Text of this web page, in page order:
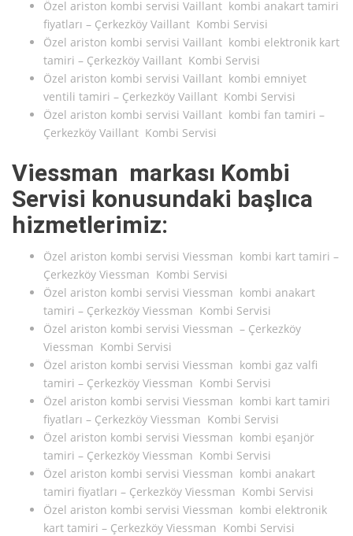
Özel ariston kombi servisi Vaillant kombi anakart tamiri
fiyatları – Çerkezköy Vaillant Kombi Servisi
Özel ariston kombi servisi Vaillant kombi elektronik kart
tamiri – Çerkezköy Vaillant Kombi Servisi
Özel ariston kombi servisi Vaillant kombi emniyet
ventili tamiri – Çerkezköy Vaillant Kombi Servisi
Özel ariston kombi servisi Vaillant kombi fan tamiri –
Çerkezköy Vaillant Kombi Servisi
Viessman markası Kombi
Servisi konusundaki başlıca
hizmetlerimiz:
Özel ariston kombi servisi Viessman kombi kart tamiri –
Çerkezköy Viessman Kombi Servisi
Özel ariston kombi servisi Viessman kombi anakart
tamiri – Çerkezköy Viessman Kombi Servisi
Özel ariston kombi servisi Viessman – Çerkezköy
Viessman Kombi Servisi
Özel ariston kombi servisi Viessman kombi gaz valfi
tamiri – Çerkezköy Viessman Kombi Servisi
Özel ariston kombi servisi Viessman kombi kart tamiri
fiyatları – Çerkezköy Viessman Kombi Servisi
Özel ariston kombi servisi Viessman kombi eşanjör
tamiri – Çerkezköy Viessman Kombi Servisi
Özel ariston kombi servisi Viessman kombi anakart
tamiri fiyatları – Çerkezköy Viessman Kombi Servisi
Özel ariston kombi servisi Viessman kombi elektronik
kart tamiri – Çerkezköy Viessman Kombi Servisi